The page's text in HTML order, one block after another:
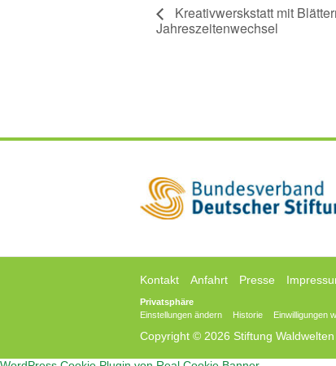
Kreativwerskstatt mit
Jahreszeitenwechsel
Kontakt Anfahrt Presse
Privatsphäre
Einstellungen ändern
Historie Einwilligungen
Copyright © 2026 Stiftung Waldwelten